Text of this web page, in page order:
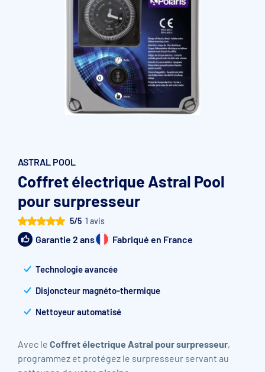
Accessoires et pièces détachées filtration
Pompe de filtration à vitesse variable
Vannes multivoies filtres à sable
Groupe de filtration sur palette
ASTRAL POOL
Coffret électrique Astral Pool
pour surpresseur
5/5 1 avis
Garantie 2 ans Fabriqué en France
Technologie avancée
Disjoncteur magnéto-thermique
Nettoyeur automatisé
Avec le Coffret électrique Astral pour surpresseur,
programmez et protégez le surpresseur servant au